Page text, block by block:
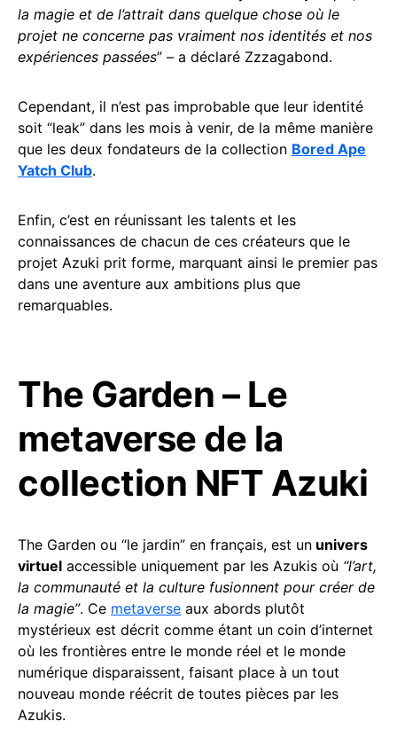
la magie et de l’attrait dans quelque chose où le
projet ne concerne pas vraiment nos identités et nos
expériences passées” – a déclaré Zzzagabond.
Cependant, il n’est pas improbable que leur identité
soit “leak” dans les mois à venir, de la même manière
que les deux fondateurs de la collection Bored Ape
Yatch Club.
Enfin, c’est en réunissant les talents et les
connaissances de chacun de ces créateurs que le
projet Azuki prit forme, marquant ainsi le premier pas
dans une aventure aux ambitions plus que
remarquables.
The Garden – Le
metaverse de la
collection NFT Azuki
The Garden ou “le jardin” en français, est un univers
virtuel accessible uniquement par les Azukis où “l’art,
la communauté et la culture fusionnent pour créer de
la magie”. Ce metaverse aux abords plutôt
mystérieux est décrit comme étant un coin d’internet
où les frontières entre le monde réel et le monde
numérique disparaissent, faisant place à un tout
nouveau monde réécrit de toutes pièces par les
Azukis.